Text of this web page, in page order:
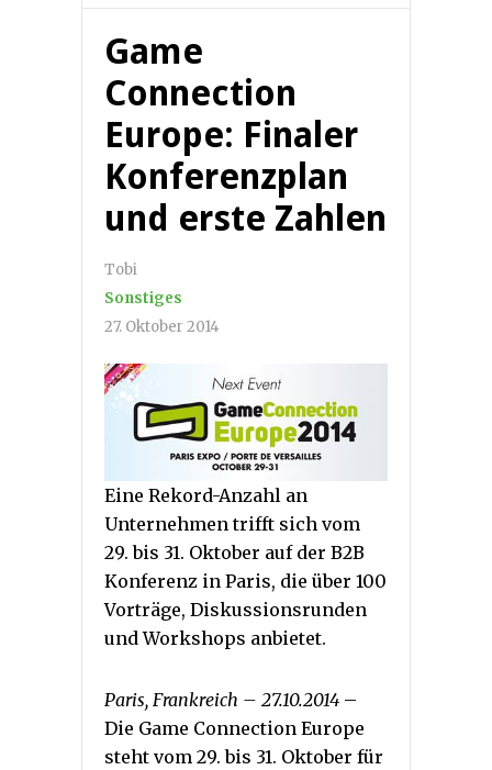
Game
Connection
Europe: Finaler
Konferenzplan
und erste Zahlen
Tobi
Sonstiges
27. Oktober 2014
Eine Rekord-Anzahl an
Unternehmen trifft sich vom
29. bis 31. Oktober auf der B2B
Konferenz in Paris, die über 100
Vorträge, Diskussionsrunden
und Workshops anbietet.
Paris, Frankreich – 27.10.2014 –
Die Game Connection Europe
steht vom 29. bis 31. Oktober für